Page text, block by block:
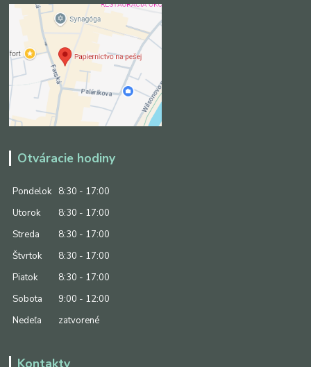
Otváracie hodiny
Pondelok
8:30 - 17:00
Utorok
8:30 - 17:00
Streda
8:30 - 17:00
Štvrtok
8:30 - 17:00
Piatok
8:30 - 17:00
Sobota
9:00 - 12:00
Nedeľa
zatvorené
Kontakty